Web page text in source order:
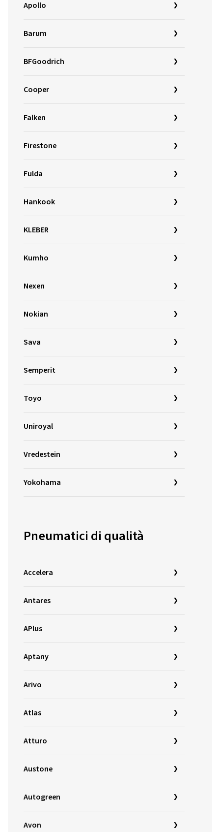
Apollo
Barum
BFGoodrich
Cooper
Falken
Firestone
Fulda
Hankook
KLEBER
Kumho
Nexen
Nokian
Sava
Semperit
Toyo
Uniroyal
Vredestein
Yokohama
Pneumatici di qualità
Accelera
Antares
APlus
Aptany
Arivo
Atlas
Atturo
Austone
Autogreen
Avon